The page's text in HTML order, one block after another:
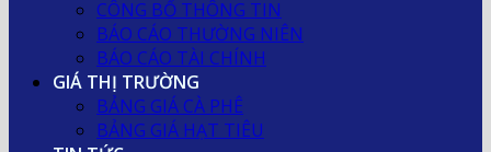
CÔNG BỐ THÔNG TIN
BÁO CÁO THƯỜNG NIÊN
BÁO CÁO TÀI CHÍNH
GIÁ THỊ TRƯỜNG
BẢNG GIÁ CÀ PHÊ
BẢNG GIÁ HẠT TIÊU